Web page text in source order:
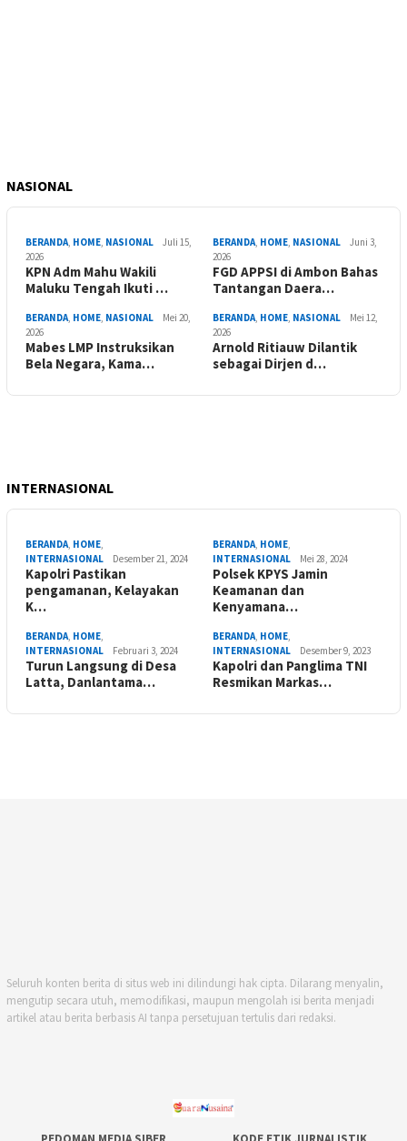
NASIONAL
BERANDA, HOME, NASIONAL
Juli 15,
2026
KPN Adm Mahu Wakili
Maluku Tengah Ikuti …
BERANDA, HOME, NASIONAL
Juni 3,
2026
FGD APPSI di Ambon Bahas
Tantangan Daera…
BERANDA, HOME, NASIONAL
Mei 20,
2026
Mabes LMP Instruksikan
Bela Negara, Kama…
BERANDA, HOME, NASIONAL
Mei 12,
2026
Arnold Ritiauw Dilantik
sebagai Dirjen d…
INTERNASIONAL
BERANDA, HOME,
INTERNASIONAL
Desember 21, 2024
Kapolri Pastikan
pengamanan, Kelayakan
K…
BERANDA, HOME,
INTERNASIONAL
Mei 28, 2024
Polsek KPYS Jamin
Keamanan dan
Kenyamana…
BERANDA, HOME,
INTERNASIONAL
Februari 3, 2024
Turun Langsung di Desa
Latta, Danlantama…
BERANDA, HOME,
INTERNASIONAL
Desember 9, 2023
Kapolri dan Panglima TNI
Resmikan Markas…
Seluruh konten berita di situs web ini dilindungi hak cipta. Dilarang menyalin,
mengutip secara utuh, memodifikasi, maupun mengolah isi berita menjadi
artikel atau berita berbasis AI tanpa persetujuan tertulis dari redaksi.